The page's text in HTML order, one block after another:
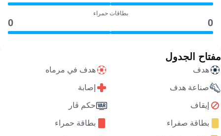
بطاقات حمراء
0
0
مفتاح الجدول
هدف هدف في مرماه
صناعة هدف إصابة
إيقاف حكم ڤار
بطاقة صفراء بطاقة حمراء